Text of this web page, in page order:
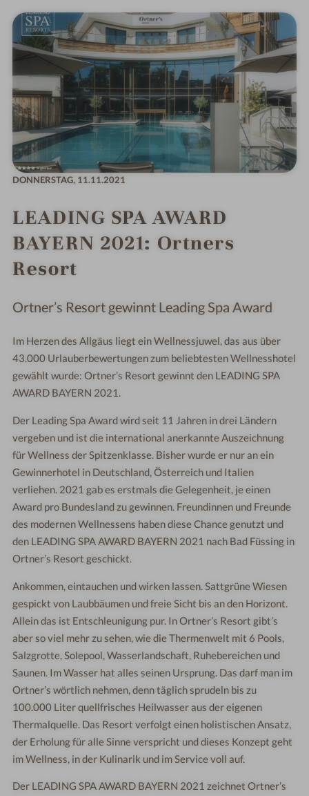
DONNERSTAG, 11.11.2021
LEADING SPA AWARD
BAYERN 2021: Ortners
Resort
Ortner’s Resort gewinnt Leading Spa Award
Im Herzen des Allgäus liegt ein Wellnessjuwel, das aus über
43.000 Urlauberbewertungen zum beliebtesten Wellnesshotel
gewählt wurde: Ortner’s Resort gewinnt den LEADING SPA
AWARD BAYERN 2021.
Der Leading Spa Award wird seit 11 Jahren in drei Ländern
vergeben und ist die international anerkannte Auszeichnung
für Wellness der Spitzenklasse. Bisher wurde er nur an ein
Gewinnerhotel in Deutschland, Österreich und Italien
verliehen. 2021 gab es erstmals die Gelegenheit, je einen
Award pro Bundesland zu gewinnen. Freundinnen und Freunde
des modernen Wellnessens haben diese Chance genutzt und
den LEADING SPA AWARD BAYERN 2021 nach Bad Füssing in
Ortner’s Resort geschickt.
Ankommen, eintauchen und wirken lassen. Sattgrüne Wiesen
gespickt von Laubbäumen und freie Sicht bis an den Horizont.
Allein das ist Entschleunigung pur. In Ortner’s Resort gibt’s
aber so viel mehr zu sehen, wie die Thermenwelt mit 6 Pools,
Salzgrotte, Solepool, Wasserlandschaft, Ruhebereichen und
Saunen. Im Wasser hat alles seinen Ursprung. Das darf man im
Ortner’s wörtlich nehmen, denn täglich sprudeln bis zu
100.000 Liter quellfrisches Heilwasser aus der eigenen
Thermalquelle. Das Resort verfolgt einen holistischen Ansatz,
der Erholung für alle Sinne verspricht und dieses Konzept geht
im Wellness, in der Kulinarik und im Service voll auf.
Der LEADING SPA AWARD BAYERN 2021 zeichnet Ortner’s